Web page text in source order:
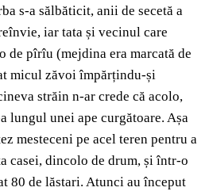
s-a sălbăticit, anii de secetă a
iar tata și vecinul care
de pîrîu (mejdina era marcată de
micul zăvoi împărțindu-și
străin n-ar crede că acolo,
lungul unei ape curgătoare. Așa
mesteceni pe acel teren pentru a
casei, dincolo de drum, și într-o
80 de lăstari. Atunci au început